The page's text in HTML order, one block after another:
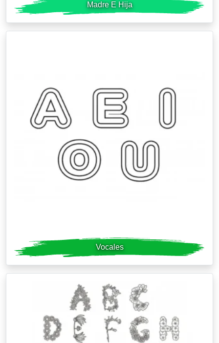
Madre E Hija
Vocales